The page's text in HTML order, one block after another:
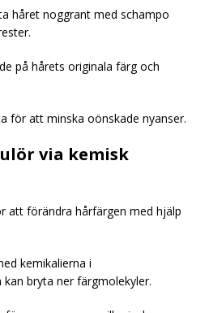
håret noggrant med schampo
på hårets originala färg och
för att minska oönskade nyanser.
via kemisk
att förändra hårfärgen med hjälp
kemikalierna i
bryta ner färgmolekyler.